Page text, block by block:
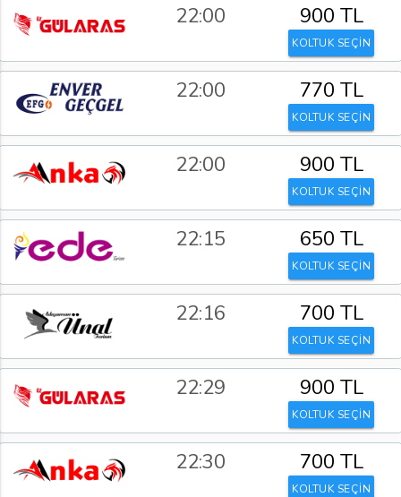
22:00 900 TL
KOLTUK SEÇİN
22:00 770 TL
KOLTUK SEÇİN
22:00 900 TL
KOLTUK SEÇİN
22:15 650 TL
KOLTUK SEÇİN
22:16 700 TL
KOLTUK SEÇİN
22:29 900 TL
KOLTUK SEÇİN
22:30 700 TL
KOLTUK SEÇİN